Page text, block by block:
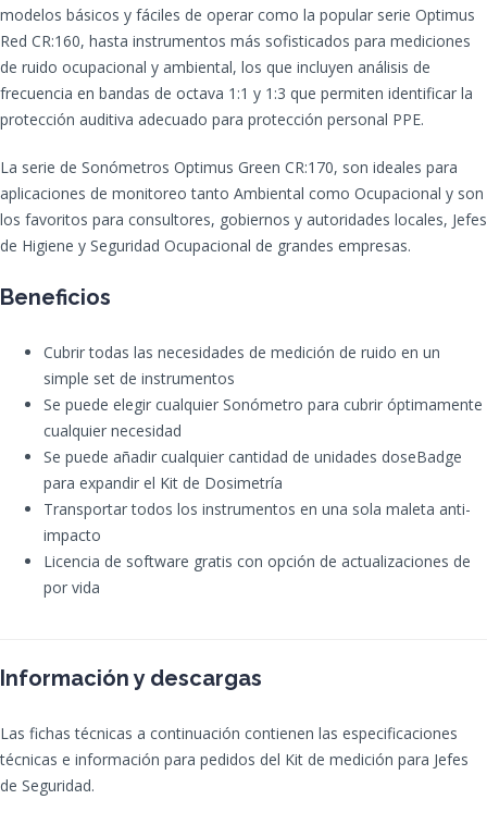
modelos básicos y fáciles de operar como la popular serie Optimus
Red CR:160, hasta instrumentos más sofisticados para mediciones
de ruido ocupacional y ambiental, los que incluyen análisis de
frecuencia en bandas de octava 1:1 y 1:3 que permiten identificar la
protección auditiva adecuado para protección personal PPE.
La serie de Sonómetros Optimus Green CR:170, son ideales para
aplicaciones de monitoreo tanto Ambiental como Ocupacional y son
los favoritos para consultores, gobiernos y autoridades locales, Jefes
de Higiene y Seguridad Ocupacional de grandes empresas.
Beneficios
Cubrir todas las necesidades de medición de ruido en un
simple set de instrumentos
Se puede elegir cualquier Sonómetro para cubrir óptimamente
cualquier necesidad
Se puede añadir cualquier cantidad de unidades doseBadge
para expandir el Kit de Dosimetría
Transportar todos los instrumentos en una sola maleta anti-
impacto
Licencia de software gratis con opción de actualizaciones de
por vida
Información y descargas
Las fichas técnicas a continuación contienen las especificaciones
técnicas e información para pedidos del Kit de medición para Jefes
de Seguridad.